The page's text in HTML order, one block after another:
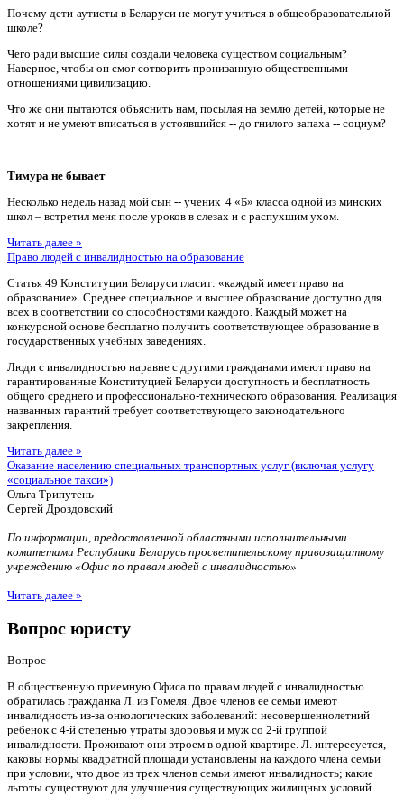
Почему дети-аутисты в Беларуси не могут учиться в общеобразовательной
школе?
Чего ради высшие силы создали человека существом социальным?
Наверное, чтобы он смог сотворить пронизанную общественными
отношениями цивилизацию.
Что же они пытаются объяснить нам, посылая на землю детей, которые не
хотят и не умеют вписаться в устоявшийся -- до гнилого запаха -- социум?
Тимура не бывает
Несколько недель назад мой сын -- ученик 4 «Б» класса одной из минских
школ – встретил меня после уроков в слезах и с распухшим ухом.
Читать далее »
Право людей с инвалидностью на образование
Статья 49 Конституции Беларуси гласит: «каждый имеет право на
образование». Среднее специальное и высшее образование доступно для
всех в соответствии со способностями каждого. Каждый может на
конкурсной основе бесплатно получить соответствующее образование в
государственных учебных заведениях.
Люди с инвалидностью наравне с другими гражданами имеют право на
гарантированные Конституцией Беларуси доступность и бесплатность
общего среднего и профессионально-технического образования. Реализация
названных гарантий требует соответствующего законодательного
закрепления.
Читать далее »
Оказание населению специальных транспортных услуг (включая услугу
«социальное такси»)
Ольга Трипутень
Сергей Дроздовский
По информации, предоставленной областными исполнительными
комитетами Республики Беларусь просветительскому правозащитному
учреждению «Офис по правам людей с инвалидностью»
Читать далее »
Вопрос юристу
Вопрос
В общественную приемную Офиса по правам людей с инвалидностью
обратилась гражданка Л. из Гомеля. Двое членов ее семьи имеют
инвалидность из-за онкологических заболеваний: несовершеннолетний
ребенок с 4-й степенью утраты здоровья и муж со 2-й группой
инвалидности. Проживают они втроем в одной квартире. Л. интересуется,
каковы нормы квадратной площади установлены на каждого члена семьи
при условии, что двое из трех членов семьи имеют инвалидность; какие
льготы существуют для улучшения существующих жилищных условий.